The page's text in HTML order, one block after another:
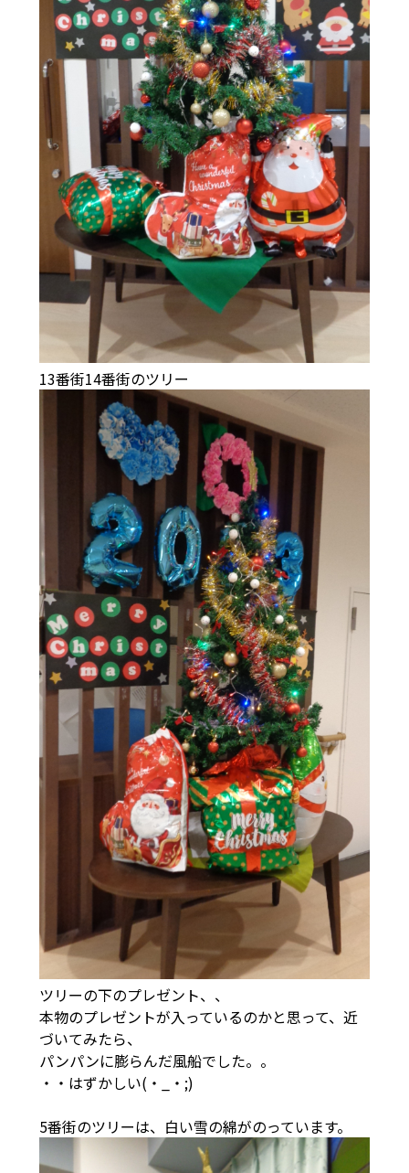
13番街14番街のツリー
ツリーの下のプレゼント、、
本物のプレゼントが入っているのかと思って、近
づいてみたら、
パンパンに膨らんだ風船でした。。
・・はずかしい(・_・;)
5番街のツリーは、白い雪の綿がのっています。